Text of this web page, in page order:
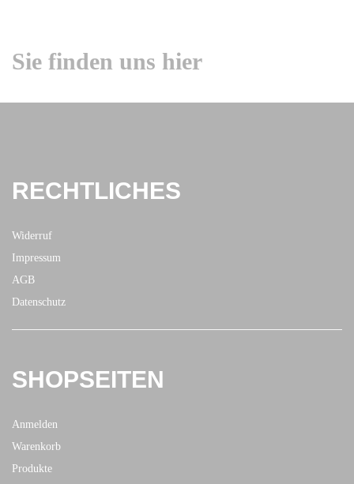
Sie finden uns hier
RECHTLICHES
Widerruf
Impressum
AGB
Datenschutz
SHOPSEITEN
Anmelden
Warenkorb
Produkte